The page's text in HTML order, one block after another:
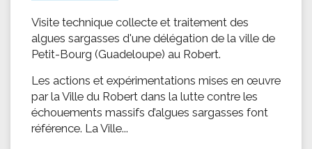
Visite technique collecte et traitement des
algues sargasses d'une délégation de la ville de
Petit-Bourg (Guadeloupe) au Robert.
Les actions et expérimentations mises en œuvre
par la Ville du Robert dans la lutte contre les
échouements massifs d’algues sargasses font
référence. La Ville...